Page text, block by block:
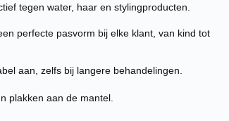
tegen water, haar en stylingproducten.
perfecte pasvorm bij elke klant, van kind tot
aan, zelfs bij langere behandelingen.
plakken aan de mantel.